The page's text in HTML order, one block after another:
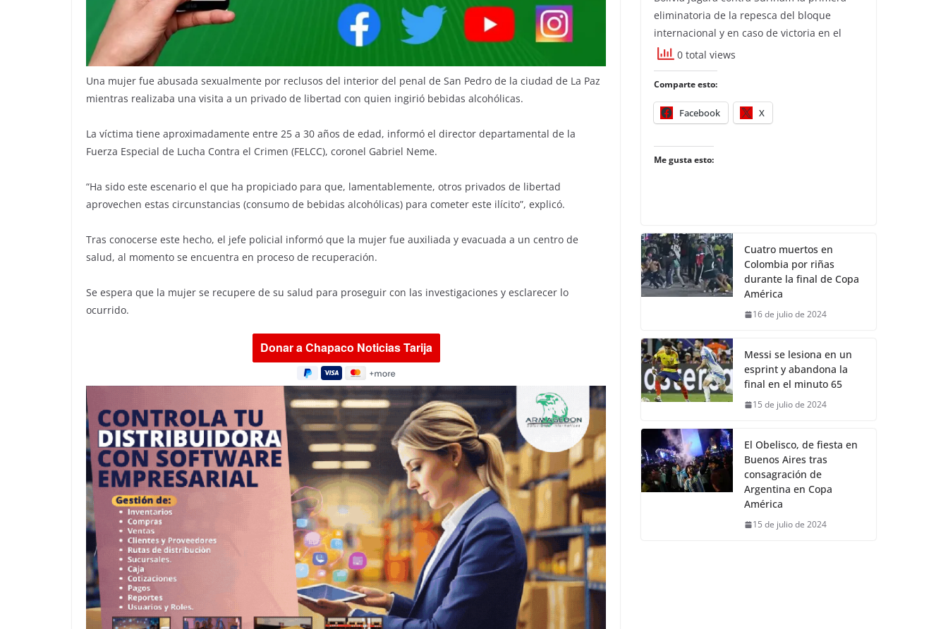
Una mujer fue abusada sexualmente por reclusos del interior del penal de San Pedro de la ciudad de La Paz
mientras realizaba una visita a un privado de libertad con quien ingirió bebidas alcohólicas.
La víctima tiene aproximadamente entre 25 a 30 años de edad, informó el director departamental de la
Fuerza Especial de Lucha Contra el Crimen (FELCC), coronel Gabriel Neme.
“Ha sido este escenario el que ha propiciado para que, lamentablemente, otros privados de libertad
aprovechen estas circunstancias (consumo de bebidas alcohólicas) para cometer este ilícito”, explicó.
Tras conocerse este hecho, el jefe policial informó que la mujer fue auxiliada y evacuada a un centro de
salud, al momento se encuentra en proceso de recuperación.
Se espera que la mujer se recupere de su salud para proseguir con las investigaciones y esclarecer lo
ocurrido.
eliminatoria de la repesca del bloque
internacional y en caso de victoria en el
0 total views
Comparte esto:
Facebook X
Me gusta esto:
Cuatro muertos en
Colombia por riñas
durante la final de Copa
América
16 de julio de 2024
Messi se lesiona en un
esprint y abandona la
final en el minuto 65
15 de julio de 2024
El Obelisco, de fiesta en
Buenos Aires tras
consagración de
Argentina en Copa
América
15 de julio de 2024